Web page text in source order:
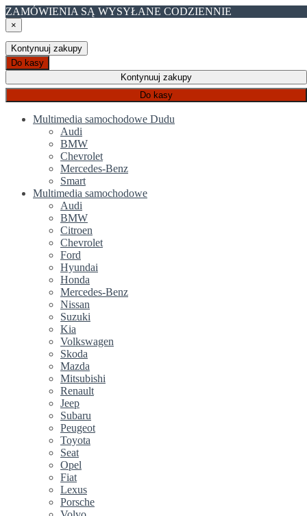
ZAMÓWIENIA SĄ WYSYŁANE CODZIENNIE
×
Kontynuuj zakupy
Do kasy
Kontynuuj zakupy
Do kasy
Multimedia samochodowe Dudu
Audi
BMW
Chevrolet
Mercedes-Benz
Smart
Multimedia samochodowe
Audi
BMW
Citroen
Chevrolet
Ford
Hyundai
Honda
Mercedes-Benz
Nissan
Suzuki
Kia
Volkswagen
Skoda
Mazda
Mitsubishi
Renault
Jeep
Subaru
Peugeot
Toyota
Seat
Opel
Fiat
Lexus
Porsche